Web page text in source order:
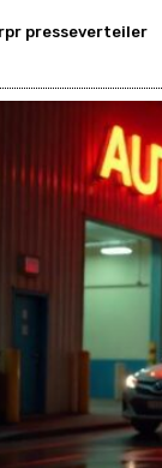
presseverteiler